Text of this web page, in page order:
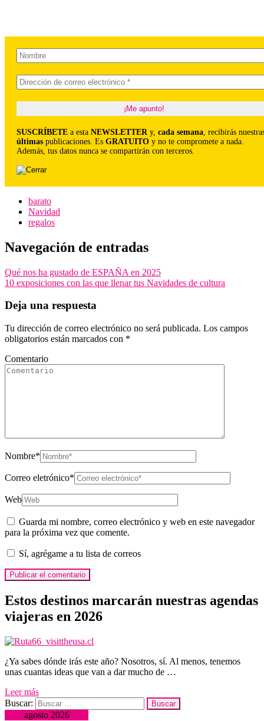
SUSCRÍBETE a esta NEWSLETTER y, cada semana , recibirás
últimas publicaciones. Es GRATUITO y no te compromete a nada.
Además, tus datos nunca se compartirán con terceros.
barato
Navidad
regalos
Navegación de entradas
Qué nos ha gustado de ESPAÑA en 2025
10 exposiciones con las que llenar tus Navidades de cultura
Deja una respuesta
Tu dirección de correo electrónico no será publicada. Los campos
obligatorios están marcados con *
Comentario
Nombre*
Correo eletrónico*
Web
Guarda mi nombre, correo electrónico y web en este navegador
para la próxima vez que comente.
Sí, agrégame a tu lista de correos
Estos destinos marcarán nuestras agendas
viajeras en 2026
¿Ya sabes dónde irás este año? Nosotros, sí. Al menos, tenemos
unas cuantas ideas que van a dar mucho de …
Leer más
Buscar:
agosto 2026